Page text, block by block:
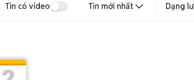
Tin có video Tin mới nhất Dạng